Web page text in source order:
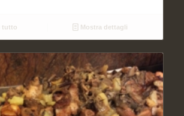
tutto Mostra dettagli